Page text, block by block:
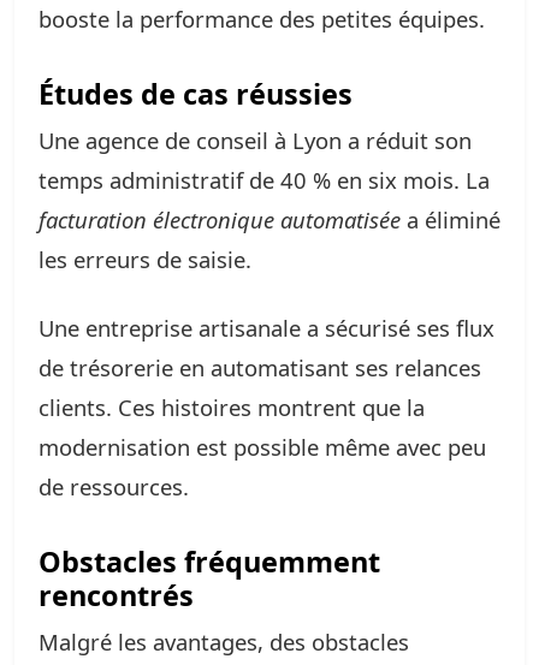
booste la performance des petites équipes.
Études de cas réussies
Une agence de conseil à Lyon a réduit son
temps administratif de 40 % en six mois. La
facturation électronique automatisée a éliminé
les erreurs de saisie.
Une entreprise artisanale a sécurisé ses flux
de trésorerie en automatisant ses relances
clients. Ces histoires montrent que la
modernisation est possible même avec peu
de ressources.
Obstacles fréquemment
rencontrés
Malgré les avantages, des obstacles